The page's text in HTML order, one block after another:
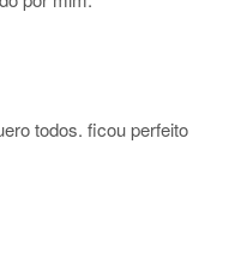
todos. ficou perfeito